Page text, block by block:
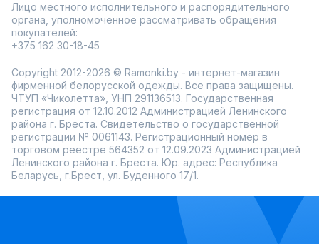
Лицо местного исполнительного и распорядительного
органа, уполномоченное рассматривать обращения
покупателей:
+375 162 30-18-45
Copyright 2012-2026 © Ramonki.by - интернет-магазин
фирменной белорусской одежды. Все права защищены.
ЧТУП «Чиколетта», УНП 291136513. Государственная
регистрация от 12.10.2012 Администрацией Ленинского
района г. Бреста. Свидетельство о государственной
регистрации № 0061143. Регистрационный номер в
торговом реестре 564352 от 12.09.2023 Администрацией
Ленинского района г. Бреста. Юр. адрес: Республика
Беларусь, г.Брест, ул. Буденного 17/1.